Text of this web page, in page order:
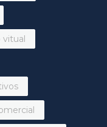
vitual